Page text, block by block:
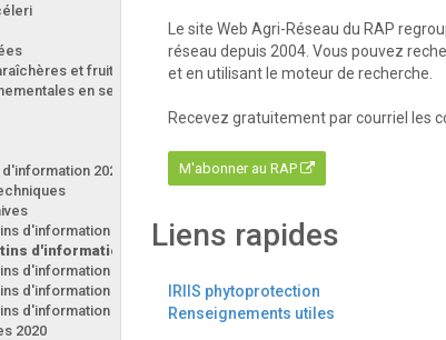
et fruitières en serre
en serre
2026
d'information 2025
d'information 2024
d'information 2023
d'information 2022
d'information 2021
2020
Le site Web Agri-Réseau du RAP
réseau depuis 2004. Vous pouvez
et en utilisant le moteur de recherche.
Recevez gratuitement par courriel les
M'abonner au RAP
Liens rapides
IRIIS phytoprotection
Renseignements utiles